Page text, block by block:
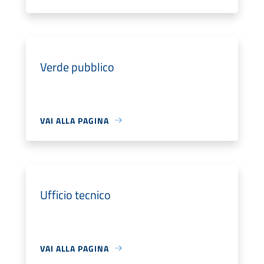
Verde pubblico
VAI ALLA PAGINA
Ufficio tecnico
VAI ALLA PAGINA